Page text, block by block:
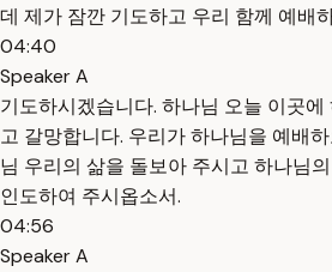
데 제가 잠깐 기도하고 우리 함께 예배
04:40
Speaker A
기도하시겠습니다. 하나님 오늘 이곳
고 갈망합니다. 우리가 하나님을 예배
님 우리의 삶을 돌보아 주시고 하나님
인도하여 주시옵소서.
04:56
Speaker A